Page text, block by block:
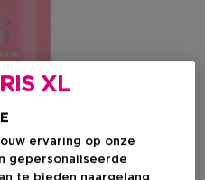
XL
ervaring op onze
gepersonaliseerde